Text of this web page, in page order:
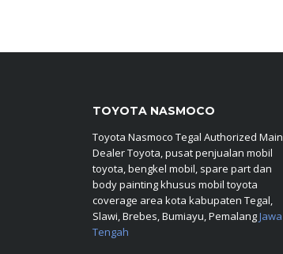
TOYOTA NASMOCO
Toyota Nasmoco Tegal Authorized Main
Dealer Toyota, pusat penjualan mobil
toyota, bengkel mobil, spare part dan
body painting khusus mobil toyota
coverage area kota kabupaten Tegal,
Slawi, Brebes, Bumiayu, PemalangJawa
Tengah